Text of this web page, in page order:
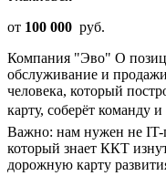
от 100 000 руб.
Компания "Эво" О
обслуживание и
человека, который
карту, соберёт команду
Важно: нам нужен не IT-
который знает ККТ
дорожную карту